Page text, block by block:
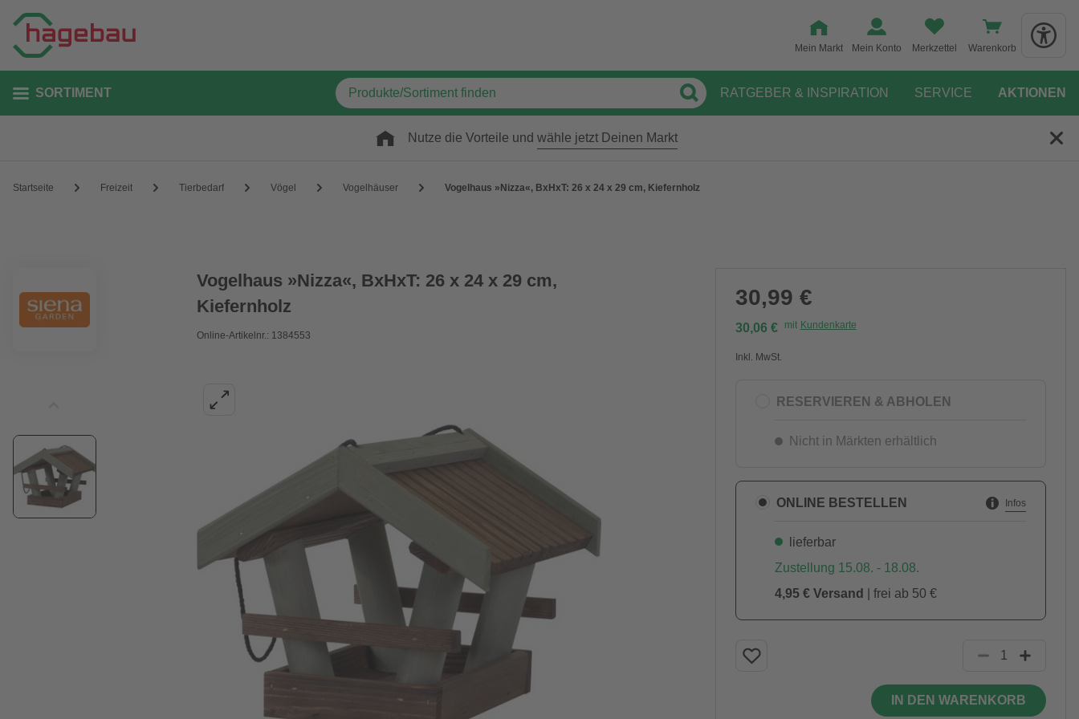
Mein Markt Mein Konto Merkzettel Warenkorb
SORTIMENT RATGEBER & INSPIRATION SERVICE AKTIONEN
Nutze die Vorteile und wähle jetzt Deinen Markt
Startseite Freizeit Tierbedarf Vögel Vogelhäuser Vogelhaus »Nizza«, BxHxT: 26 x 24 x 29 cm, Kiefernholz
Vogelhaus »Nizza«, BxHxT: 26 x 24 x 29 cm,
Kiefernholz
Online-Artikelnr.: 1384553
30,99 €
30,06 € mit Kundenkarte
Inkl. MwSt.
RESERVIEREN & ABHOLEN
Nicht in Märkten erhältlich
ONLINE BESTELLEN Infos
lieferbar
Zustellung 15.08. - 18.08.
4,95 € Versand
| frei ab 50 €
IN DEN WARENKORB